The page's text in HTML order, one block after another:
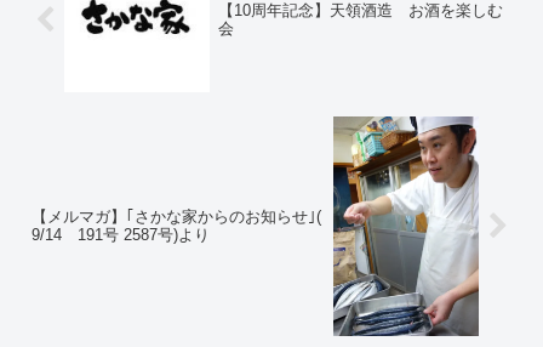
【10周年記念】天領酒造 お酒を楽しむ
会
【メルマガ】｢さかな家からのお知らせ｣(
9/14 191号 2587号)より